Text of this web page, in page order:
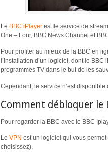
Le BBC iPlayer est le service de
One – Four, BBC News Channel et
Pour profiter au mieux de la BBC en
l’installation d’un logiciel, dont le
programmes TV dans le but de les
Cependant, le service n’est
Comment débloquer le
Pour regarder la BBC avec le BBC
Le VPN est un logiciel qui vous
choisissez).